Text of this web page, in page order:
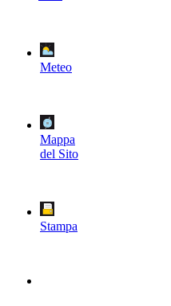
Meteo
Mappa
del Sito
Stampa